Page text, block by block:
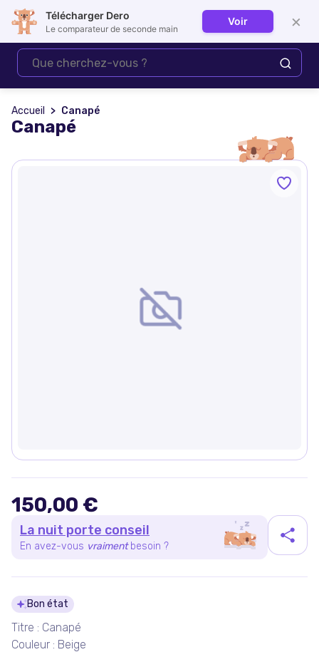
Se connecter
Accueil Canapé
Canapé
150,00 €
La nuit porte conseil
En avez-vous vraiment besoin ?
Détails du produit
Bon état
Titre : Canapé
Couleur : Beige
Télécharger Dero
Le comparateur de seconde main
Voir ×